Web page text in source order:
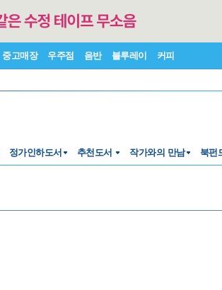
중고매장 우주점 음반 블루레이 커피
정가인하도서 추천도서 작가와의 만남 북펀